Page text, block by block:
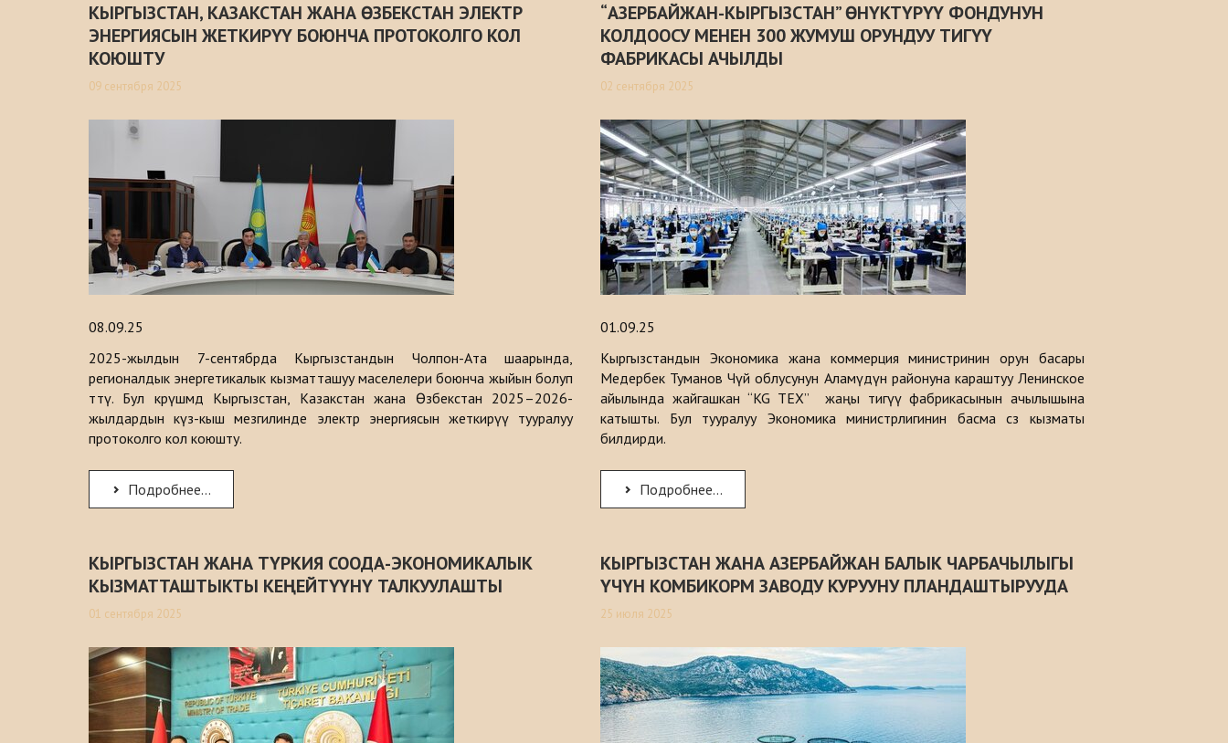
КЫРГЫЗСТАН, КАЗАКСТАН ЖАНА ӨЗБЕКСТАН ЭЛЕКТР
ЭНЕРГИЯСЫН ЖЕТКИРҮҮ БОЮНЧА ПРОТОКОЛГО КОЛ
КОЮШТУ
09 сентября 2025
08.09.25
2025-жылдын 7-сентябрда Кыргызстандын Чолпон-Ата шаарында,
регионалдык энергетикалык кызматташуу маселелери боюнча жыйын болуп
өттү. Бул көрүшмөдө Кыргызстан, Казакстан жана Өзбекстан 2025–2026-
жылдардын күз-кыш мезгилинде электр энергиясын жеткирүү тууралуу
протоколго кол коюшту.
Подробнее...
“АЗЕРБАЙЖАН-КЫРГЫЗСТАН” ӨНҮКТҮРҮҮ ФОНДУНУН
КОЛДООСУ МЕНЕН 300 ЖУМУШ ОРУНДУУ ТИГҮҮ
ФАБРИКАСЫ АЧЫЛДЫ
02 сентября 2025
01.09.25
Кыргызстандын Экономика жана коммерция министринин орун басары
Медербек Туманов Чүй облусунун Аламүдүн районуна караштуу Ленинское
айылында жайгашкан “KG TEX” жаңы тигүү фабрикасынын ачылышына
катышты. Бул тууралуу Экономика министрлигинин басма сөз кызматы
билдирди.
Подробнее...
КЫРГЫЗСТАН ЖАНА ТҮРКИЯ СООДА-ЭКОНОМИКАЛЫК
КЫЗМАТТАШТЫКТЫ КЕҢЕЙТҮҮНҮ ТАЛКУУЛАШТЫ
01 сентября 2025
КЫРГЫЗСТАН ЖАНА АЗЕРБАЙЖАН БАЛЫК ЧАРБАЧЫЛЫГЫ
ҮЧҮН КОМБИКОРМ ЗАВОДУ КУРУУНУ ПЛАНДАШТЫРУУДА
25 июля 2025